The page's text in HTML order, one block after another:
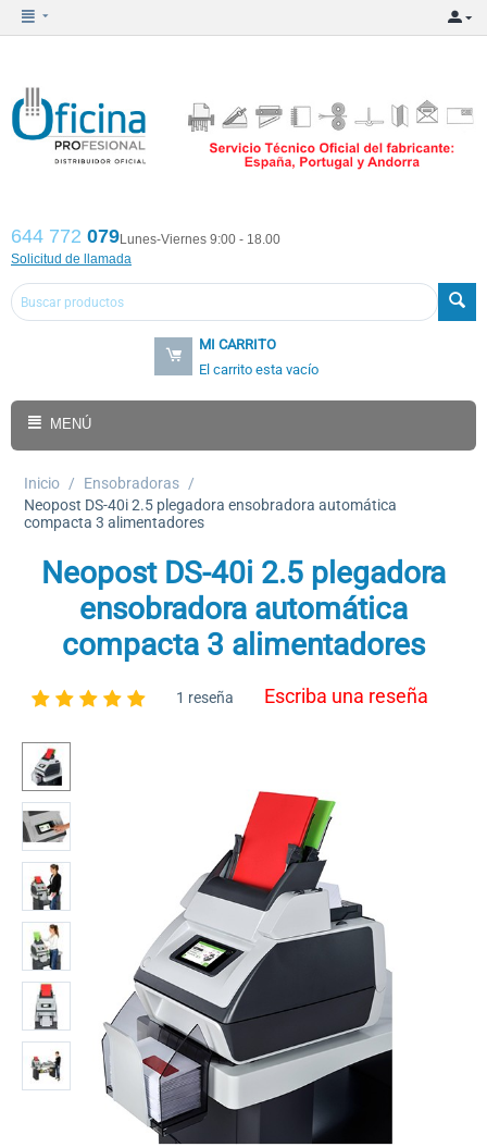
644 772 079Lunes-Viernes 9:00 - 18.00
Solicitud de llamada
MI CARRITO
El carrito esta vacío
MENÚ
Inicio / Ensobradoras /
Neopost DS-40i 2.5 plegadora ensobradora automática
compacta 3 alimentadores
Neopost DS-40i 2.5 plegadora
ensobradora automática
compacta 3 alimentadores
1 reseña Escriba una reseña